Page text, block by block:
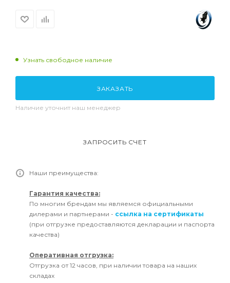
Узнать свободное наличие
ЗАКАЗАТЬ
Наличие уточнит наш менеджер
ЗАПРОСИТЬ СЧЕТ
Наши преимущества:
Гарантия качества:
По многим брендам мы являемся официальными
дилерами и партнерами - ссылка на сертификаты
(при отгрузке предоставляются декларации и паспорта
качества)
Оперативная отгрузка:
Отгрузка от 12 часов, при наличии товара на наших
складах